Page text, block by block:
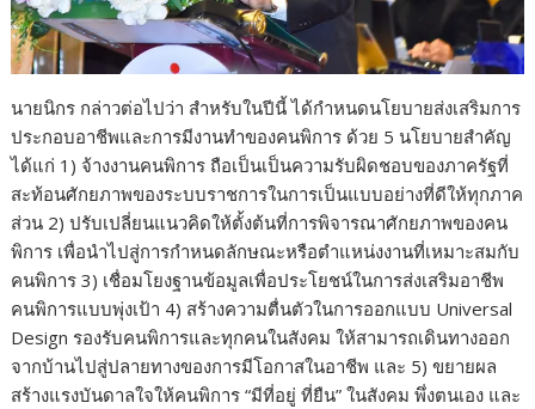
นายนิกร กล่าวต่อไปว่า สำหรับในปีนี้ ได้กำหนดนโยบายส่งเสริมการ
ประกอบอาชีพและการมีงานทำของคนพิการ ด้วย 5 นโยบายสำคัญ
ได้แก่ 1) จ้างงานคนพิการ ถือเป็นเป็นความรับผิดชอบของภาครัฐที่
สะท้อนศักยภาพของระบบราชการในการเป็นแบบอย่างที่ดีให้ทุกภาค
ส่วน 2) ปรับเปลี่ยนแนวคิดให้ตั้งต้นที่การพิจารณาศักยภาพของคน
พิการ เพื่อนำไปสู่การกำหนดลักษณะหรือตำแหน่งงานที่เหมาะสมกับ
คนพิการ 3) เชื่อมโยงฐานข้อมูลเพื่อประโยชน์ในการส่งเสริมอาชีพ
คนพิการแบบพุ่งเป้า 4) สร้างความตื่นตัวในการออกแบบ Universal
Design รองรับคนพิการและทุกคนในสังคม ให้สามารถเดินทางออก
จากบ้านไปสู่ปลายทางของการมีโอกาสในอาชีพ และ 5) ขยายผล
สร้างแรงบันดาลใจให้คนพิการ “มีที่อยู่ ที่ยืน” ในสังคม พึ่งตนเอง และ